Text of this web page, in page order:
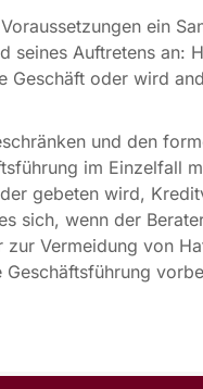
ein
seines Auftretens an:
Geschäft oder wird
und den
im Einzelfall
gebeten wird,
sich, wenn der
Vermeidung von